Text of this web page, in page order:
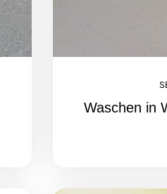
Waschen in